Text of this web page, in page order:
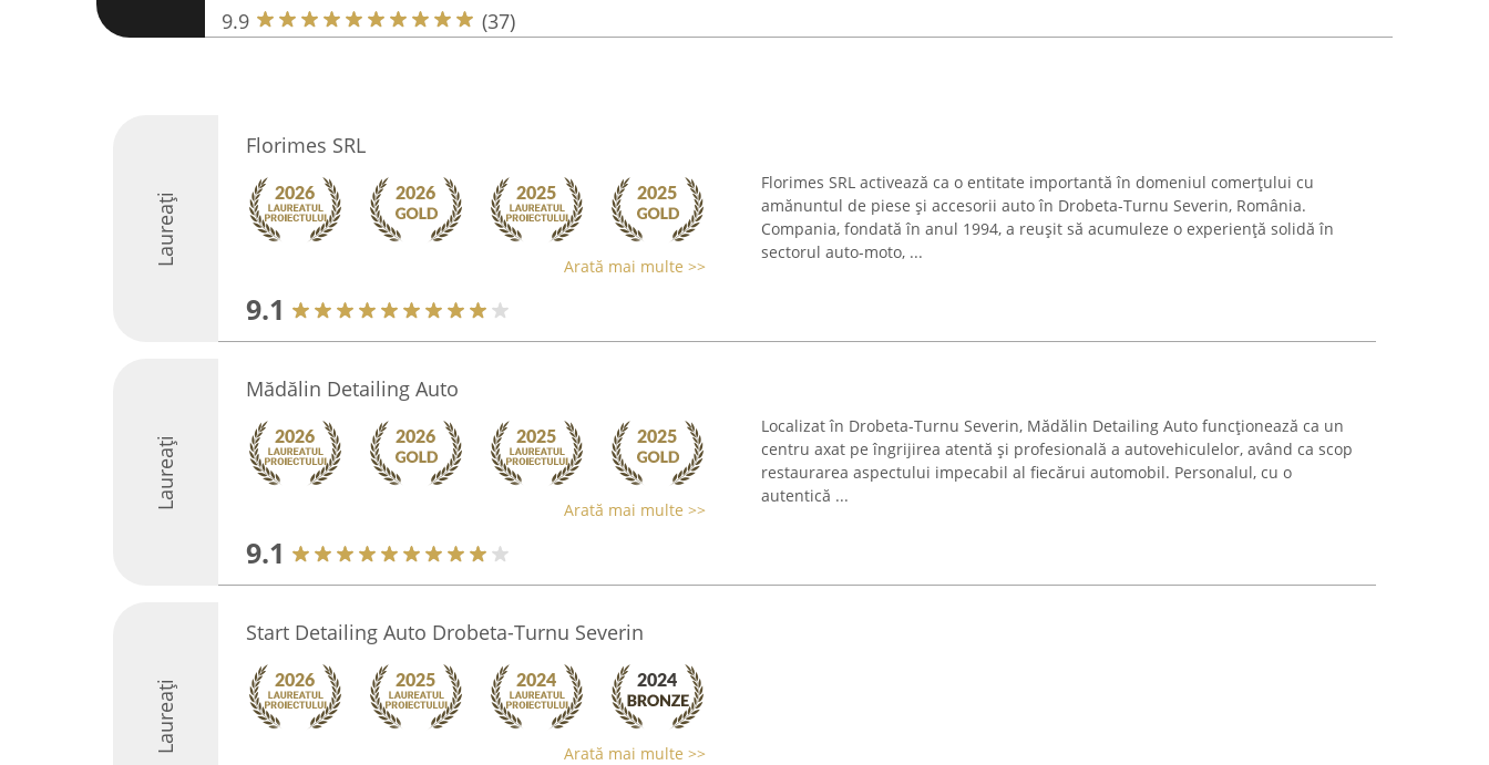
9.9 (37)
Laureați
Florimes SRL
Arată mai multe >>
9.1
Florimes SRL activează ca o entitate importantă în domeniul comerțului cu
amănuntul de piese și accesorii auto în Drobeta-Turnu Severin, România.
Compania, fondată în anul 1994, a reușit să acumuleze o experiență solidă în
sectorul auto-moto, ...
Laureați
Mădălin Detailing Auto
Arată mai multe >>
9.1
Localizat în Drobeta-Turnu Severin, Mădălin Detailing Auto funcționează ca un
centru axat pe îngrijirea atentă și profesională a autovehiculelor, având ca scop
restaurarea aspectului impecabil al fiecărui automobil. Personalul, cu o
autentică ...
Laureați
Start Detailing Auto Drobeta-Turnu Severin
Arată mai multe >>